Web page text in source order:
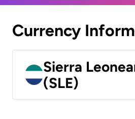
Currency
Sierra
(SLE)